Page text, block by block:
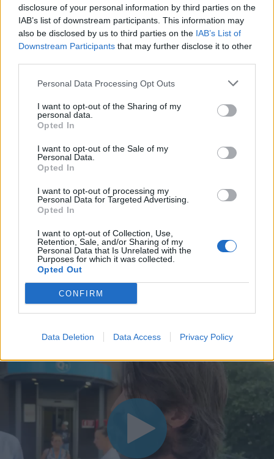
disclosure of your personal information by third parties on the
IAB’s list of downstream participants. This information may
also be disclosed by us to third parties on the IAB’s List of
Downstream Participants that may further disclose it to other
Personal Data Processing Opt Outs
I want to opt-out of the Sharing of my
personal data.
Opted In
I want to opt-out of the Sale of my
Personal Data.
Opted In
I want to opt-out of processing my
Personal Data for Targeted Advertising.
Opted In
I want to opt-out of Collection, Use,
Retention, Sale, and/or Sharing of my
Personal Data that Is Unrelated with the
Purposes for which it was collected.
Opted Out
CONFIRM
Data Deletion Data Access Privacy Policy